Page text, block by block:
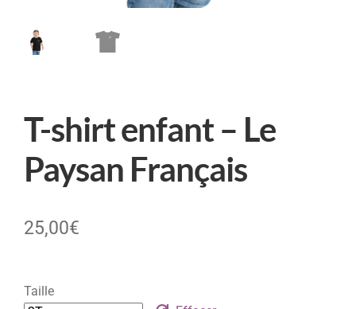
T-shirt enfant – Le
Paysan Français
25,00€
Taille